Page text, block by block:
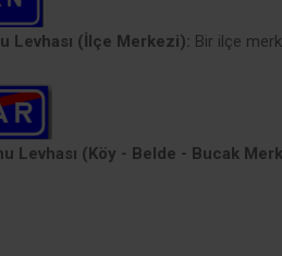
Levhası (İlçe Merkezi): Bir ilçe
Levhası (Köy - Belde - Bucak